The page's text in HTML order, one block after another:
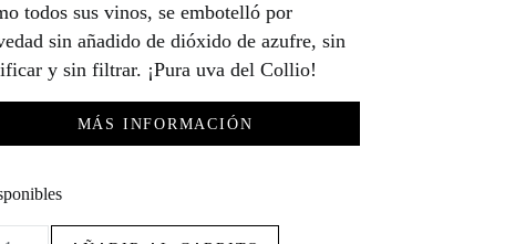
todos sus vinos, se embotelló por
sin añadido de dióxido de azufre, sin
y sin filtrar. ¡Pura uva del Collio!
MÁS INFORMACIÓN